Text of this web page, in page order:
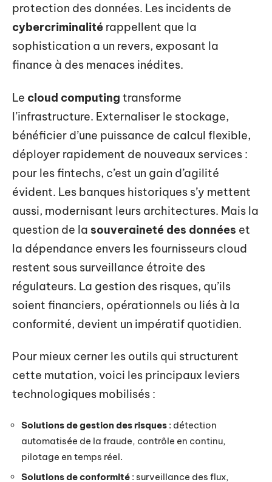
protection des données. Les incidents de
cybercriminalité rappellent que la
sophistication a un revers, exposant la
finance à des menaces inédites.
Le cloud computing transforme
l’infrastructure. Externaliser le stockage,
bénéficier d’une puissance de calcul flexible,
déployer rapidement de nouveaux services :
pour les fintechs, c’est un gain d’agilité
évident. Les banques historiques s’y mettent
aussi, modernisant leurs architectures. Mais la
question de la souveraineté des données et
la dépendance envers les fournisseurs cloud
restent sous surveillance étroite des
régulateurs. La gestion des risques, qu’ils
soient financiers, opérationnels ou liés à la
conformité, devient un impératif quotidien.
Pour mieux cerner les outils qui structurent
cette mutation, voici les principaux leviers
technologiques mobilisés :
Solutions de gestion des risques : détection
automatisée de la fraude, contrôle en continu,
pilotage en temps réel.
Solutions de conformité : surveillance des flux,